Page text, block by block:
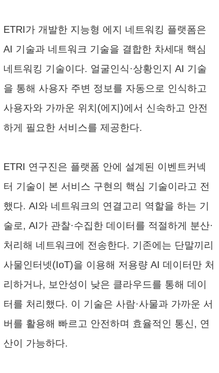
ETRI가 개발한 지능형 에지 네트워킹 플랫폼은
AI 기술과 네트워크 기술을 결합한 차세대 핵심
네트워킹 기술이다. 얼굴인식·상황인지 AI 기술
을 통해 사용자 주변 정보를 자동으로 인식하고
사용자와 가까운 위치(에지)에서 신속하고 안전
하게 필요한 서비스를 제공한다.
ETRI 연구진은 플랫폼 안에 설계된 이벤트커넥
터 기술이 본 서비스 구현의 핵심 기술이라고 전
했다. AI와 네트워크의 연결고리 역할을 하는 기
술로, AI가 관찰·수집한 데이터를 적절하게 분산·
처리해 네트워크에 전송한다. 기존에는 단말끼리
사물인터넷(IoT)을 이용해 저용량 AI 데이터만 처
리하거나, 보안성이 낮은 클라우드를 통해 데이
터를 처리했다. 이 기술은 사람·사물과 가까운 서
버를 활용해 빠르고 안전하며 효율적인 통신, 연
산이 가능하다.